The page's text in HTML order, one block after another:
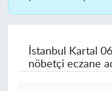
İstanbul Kartal
nöbetçi eczane